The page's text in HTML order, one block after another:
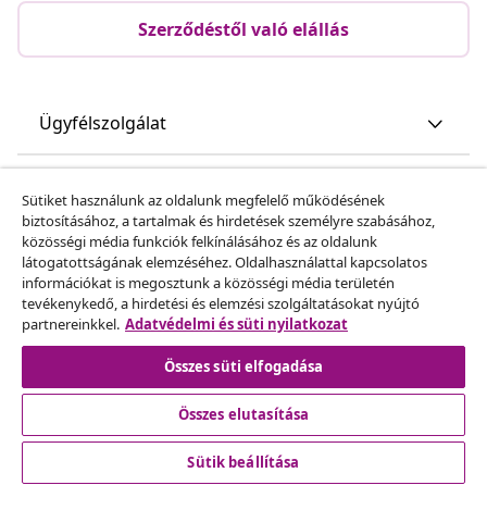
Szerződéstől való elállás
Ügyfélszolgálat
vidaXL
Fedezz fel többet
© 2008-2026 vidaXL A www.vidaxl.hu a vidaXL Marketplace
Sütiket használunk az oldalunk megfelelő működésének
biztosításához, a tartalmak és hirdetések személyre szabásához,
közösségi média funkciók felkínálásához és az oldalunk
látogatottságának elemzéséhez. Oldalhasználattal kapcsolatos
információkat is megosztunk a közösségi média területén
tevékenykedő, a hirdetési és elemzési szolgáltatásokat nyújtó
partnereinkkel. Adatvédelmi és süti nyilatkozat
Összes süti elfogadása
Összes elutasítása
Sütik beállítása